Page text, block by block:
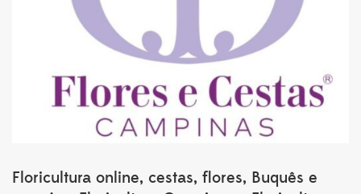
Floricultura online, cestas, flores, Buquês e